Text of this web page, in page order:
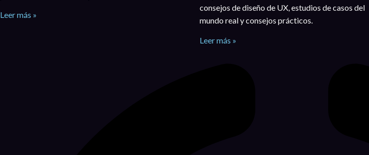
Leer más »
consejos de diseño de UX, estudios de casos del
mundo real y consejos prácticos.
Leer más »